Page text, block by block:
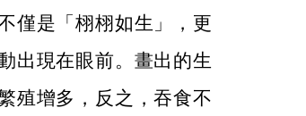
僅是「栩栩如生」，更
出現在眼前。畫出的生
殖增多，反之，吞食不